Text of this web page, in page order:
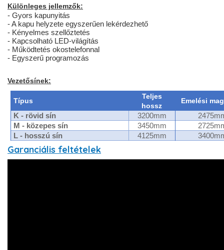
Különleges jellemzők:
- Gyors kapunyitás
- A kapu helyzete egyszerűen lekérdezhető
- Kényelmes szellőztetés
- Kapcsolható LED-világítás
- Működtetés okostelefonnal
- Egyszerű programozás
Vezetősínek:
Típus
Teljes
hossz
Emelési
K - rövid sín 3200mm
M - közepes sín
3450mm
L - hosszú sín
4125mm
Garanciális feltételek